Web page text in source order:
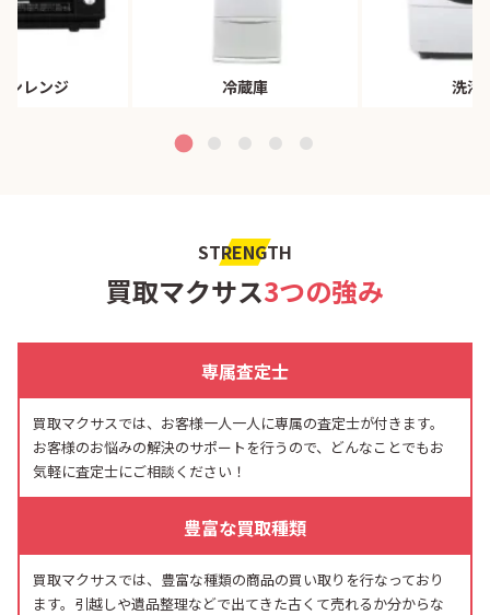
ンレンジ 冷蔵庫 洗濯
STRENGTH
買取マクサス3つの強み
専属査定士
買取マクサスでは、お客様一人一人に専属の査定士が付きます。
お客様のお悩みの解決のサポートを行うので、どんなことでもお
気軽に査定士にご相談ください！
豊富な買取種類
買取マクサスでは、豊富な種類の商品の買い取りを行なっており
ます。引越しや遺品整理などで出てきた古くて売れるか分からな